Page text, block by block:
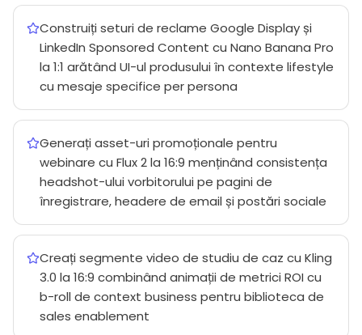
Construiți seturi de reclame Google Display și
LinkedIn Sponsored Content cu Nano Banana Pro
la 1:1 arătând UI-ul produsului în contexte lifestyle
cu mesaje specifice per persona
Generați asset-uri promoționale pentru
webinare cu Flux 2 la 16:9 menținând consistența
headshot-ului vorbitorului pe pagini de
înregistrare, headere de email și postări sociale
Creați segmente video de studiu de caz cu Kling
3.0 la 16:9 combinând animații de metrici ROI cu
b-roll de context business pentru biblioteca de
sales enablement